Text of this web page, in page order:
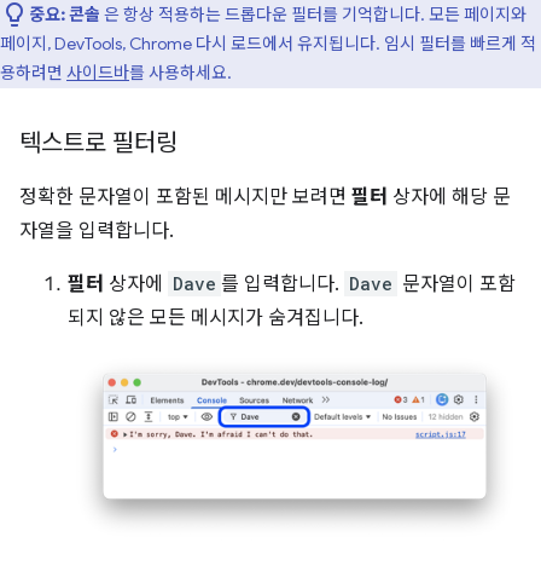
중요:콘솔 은 항상 적용하는 드롭다운 필터를 기억합니다. 모든 페이지와
페이지, DevTools, Chrome 다시 로드에서 유지됩니다. 임시 필터를 빠르게 적
용하려면 사이드바를 사용하세요.
텍스트로 필터링
정확한 문자열이 포함된 메시지만 보려면 필터 상자에 해당 문
자열을 입력합니다.
필터 상자에 Dave 를 입력합니다. Dave 문자열이 포함
되지 않은 모든 메시지가 숨겨집니다.